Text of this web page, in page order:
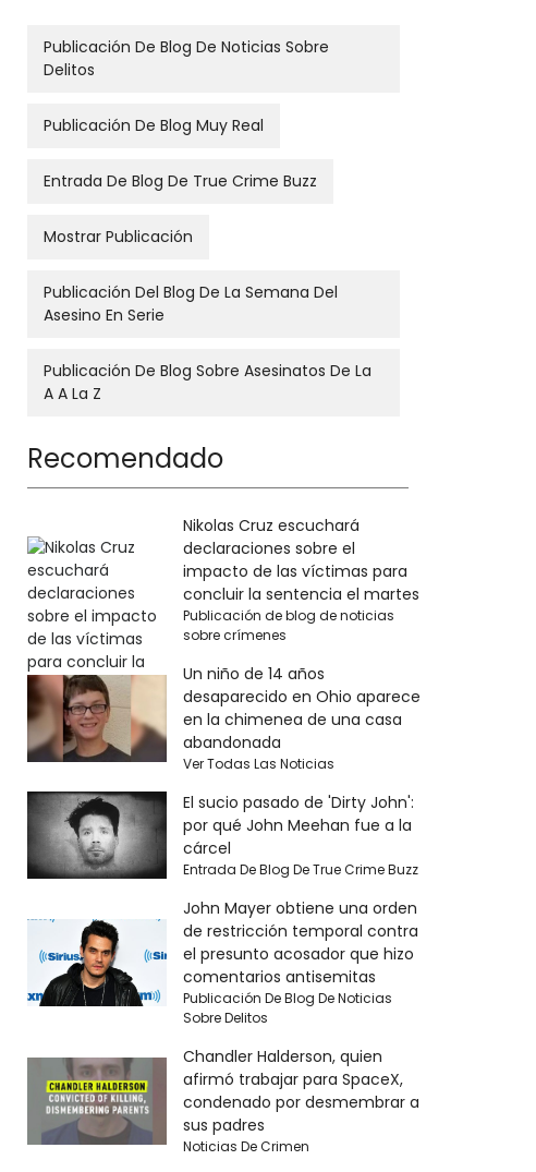
Publicación De Blog De Noticias Sobre
Delitos
Publicación De Blog Muy Real
Entrada De Blog De True Crime Buzz
Mostrar Publicación
Publicación Del Blog De La Semana Del
Asesino En Serie
Publicación De Blog Sobre Asesinatos De La
A A La Z
Recomendado
Nikolas Cruz escuchará
declaraciones sobre el
impacto de las víctimas para
concluir la sentencia el martes
Publicación de blog de noticias
sobre crímenes
Un niño de 14 años
desaparecido en Ohio aparece
en la chimenea de una casa
abandonada
Ver Todas Las Noticias
El sucio pasado de 'Dirty John':
por qué John Meehan fue a la
cárcel
Entrada De Blog De True Crime Buzz
John Mayer obtiene una orden
de restricción temporal contra
el presunto acosador que hizo
comentarios antisemitas
Publicación De Blog De Noticias
Sobre Delitos
Chandler Halderson, quien
afirmó trabajar para SpaceX,
condenado por desmembrar a
sus padres
Noticias De Crimen